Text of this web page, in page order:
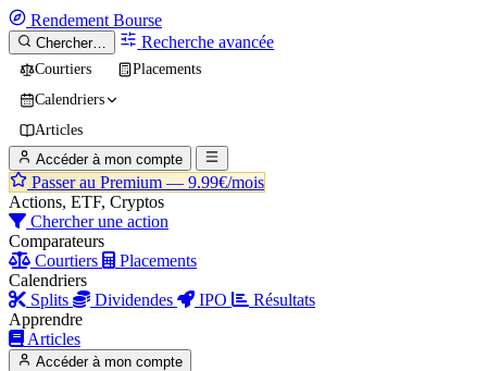
Rendement Bourse
Chercher… Recherche avancée
Courtiers
Placements
Calendriers
Articles
Accéder à mon compte
Passer au Premium — 9.99€/mois
Actions, ETF, Cryptos
Chercher une action
Comparateurs
Courtiers
Placements
Calendriers
Splits
Dividendes IPO
Résultats
Apprendre
Articles
Accéder à mon compte